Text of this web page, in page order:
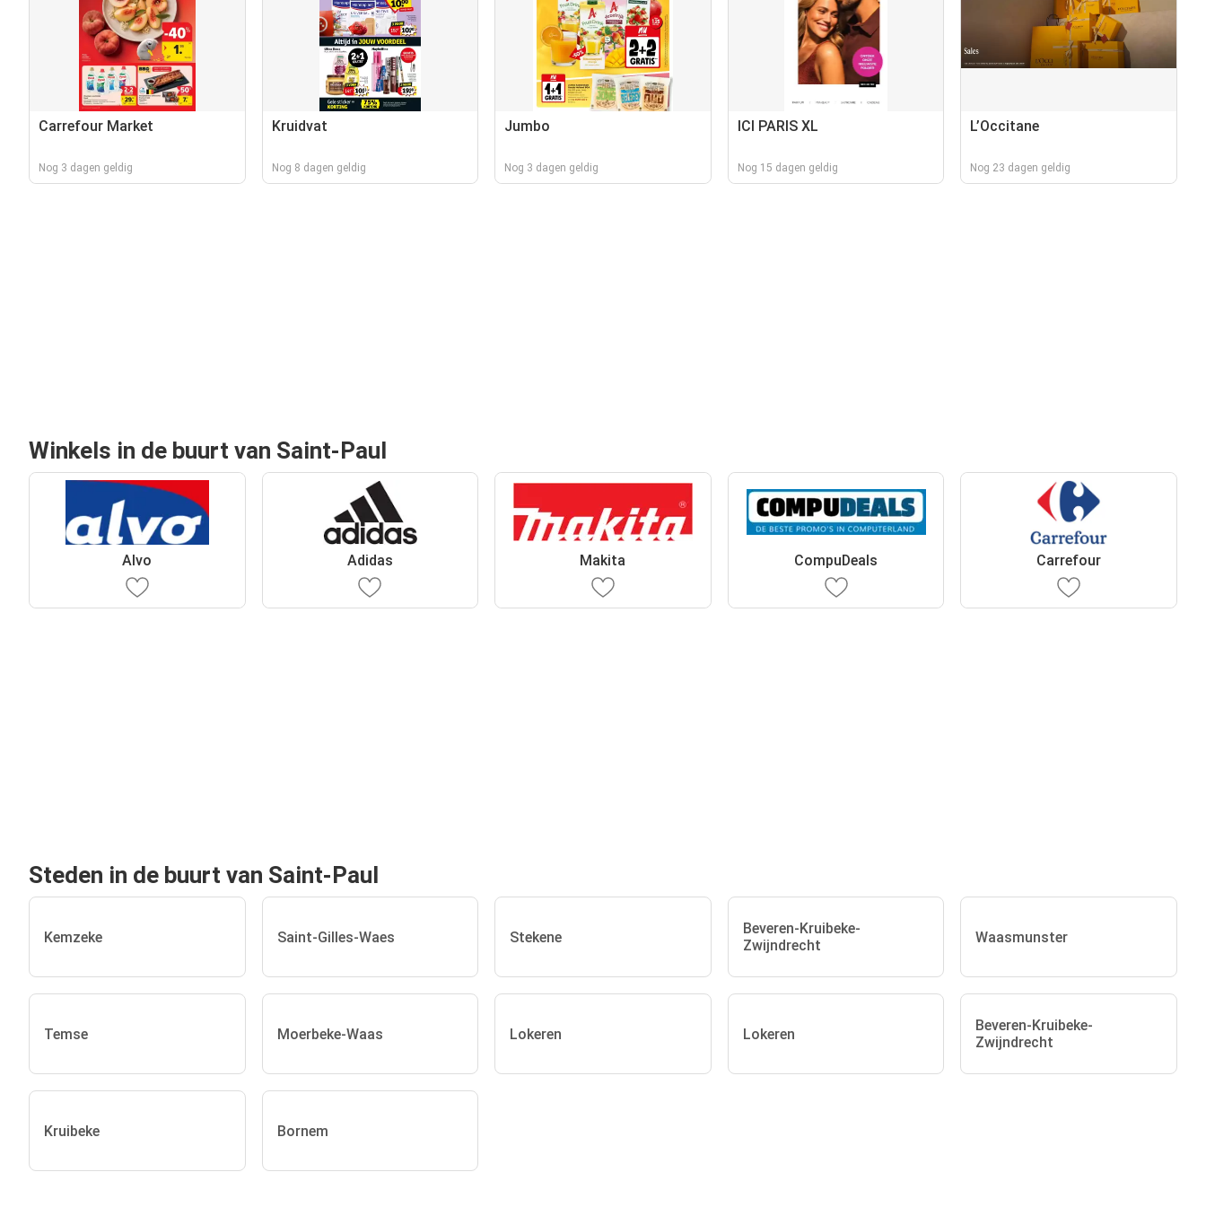
Carrefour Market
Nog 3 dagen geldig
Kruidvat
Nog 8 dagen geldig
Jumbo
Nog 3 dagen geldig
ICI PARIS XL
Nog 15 dagen geldig
L’Occitane
Nog 23 dagen geldig
Winkels in de buurt van Saint-Paul
Alvo Adidas Makita CompuDeals Carrefour
Steden in de buurt van Saint-Paul
Kemzeke Saint-Gilles-Waes Stekene
Beveren-Kruibeke-
Zwijndrecht
Waasmunster
Temse Moerbeke-Waas Lokeren Lokeren
Beveren-Kruibeke-
Zwijndrecht
Kruibeke Bornem